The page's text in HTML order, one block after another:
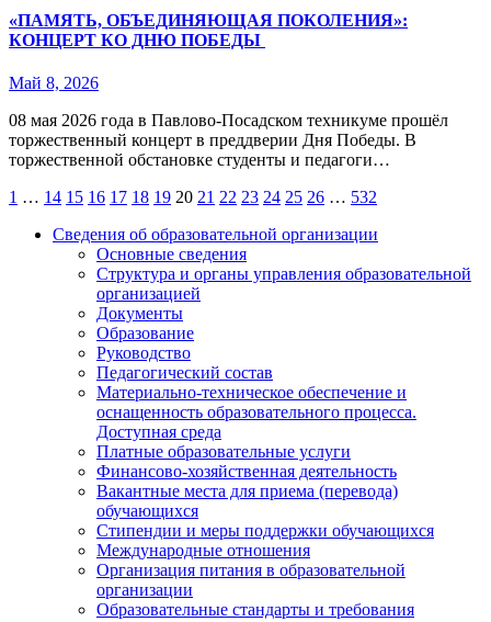
«ПАМЯТЬ, ОБЪЕДИНЯЮЩАЯ ПОКОЛЕНИЯ»:
КОНЦЕРТ КО ДНЮ ПОБЕДЫ
Май 8, 2026
08 мая 2026 года в Павлово‑Посадском техникуме прошёл
торжественный концерт в преддверии Дня Победы. В
торжественной обстановке студенты и педагоги…
Пагинация
записей
1 … 14 15 16 17 18 19 20 21 22 23 24 25 26 … 532
Сведения об образовательной организации
Основные сведения
Структура и органы управления образовательной
организацией
Документы
Образование
Руководство
Педагогический состав
Материально-техническое обеспечение и
оснащенность образовательного процесса.
Доступная среда
Платные образовательные услуги
Финансово-хозяйственная деятельность
Вакантные места для приема (перевода)
обучающихся
Стипендии и меры поддержки обучающихся
Международные отношения
Организация питания в образовательной
организации
Образовательные стандарты и требования